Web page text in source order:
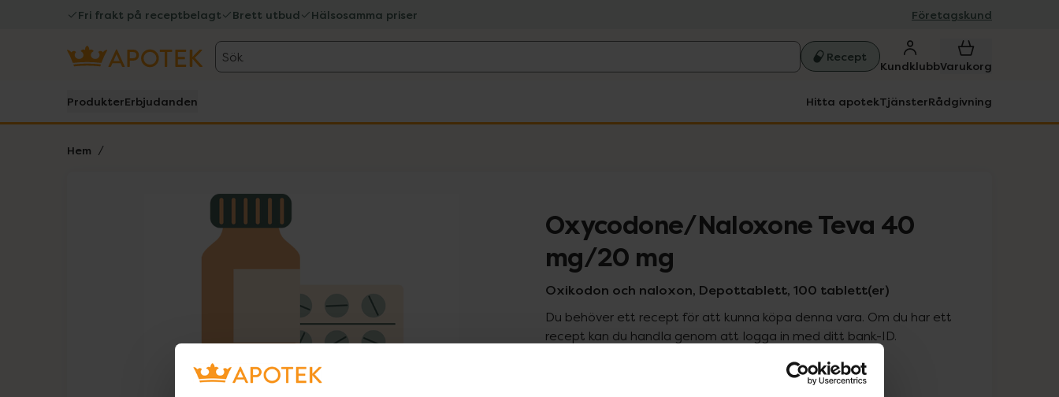
Fri frakt på receptbelagt Brett utbud Hälsosamma priser Företagskund
Sök Recept
KundklubbVarukorg
ProdukterErbjudanden Hitta apotekTjänsterRådgivning
Hem
Lista: . Innehåller 1 objekt.
Oxycodone/Naloxone Teva 40
mg/20 mg
Oxikodon och naloxon, Depottablett, 100 tablett(er)
Du behöver ett recept för att kunna köpa denna vara. Om du har ett
recept kan du handla genom att logga in med ditt bank-ID.
Pris med recept